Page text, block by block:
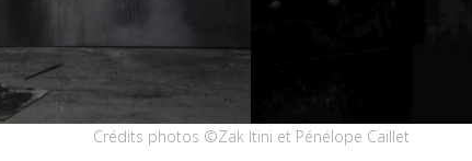
Crédits photos ©Zak Itini et Pénélope Caillet